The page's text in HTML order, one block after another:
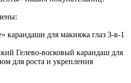
карандаши для макияжа глаз 3-в-1
Гелево-восковый карандаш для
для роста и укрепления